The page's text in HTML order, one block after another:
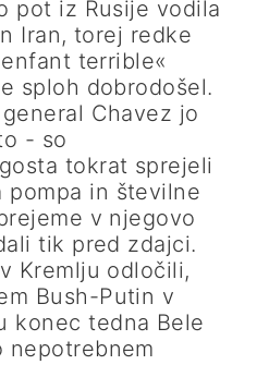
pot iz Rusije vodila
Iran, torej redke
terrible«
sploh dobrodošel.
Chavez jo
- so
tokrat sprejeli
pompa in številne
v njegovo
tik pred zdajci.
Kremlju odločili,
Bush-Putin v
konec tedna Bele
nepotrebnem